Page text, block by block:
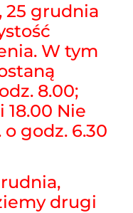
25 grudnia
W tym
8.00;
18.00 Nie
godz. 6.30
drugi